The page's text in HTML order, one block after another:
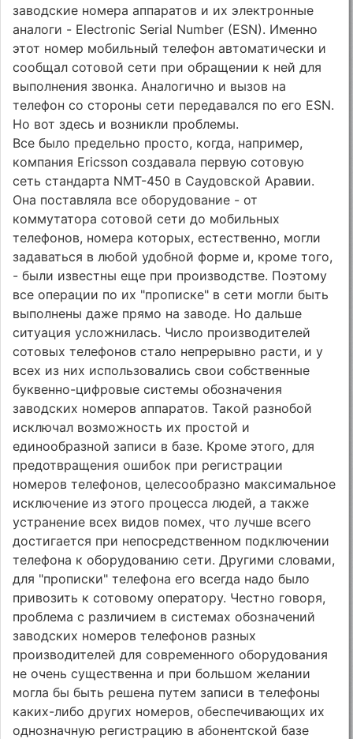
заводские номера аппаратов и их электронные
аналоги - Electronic Serial Number (ESN). Именно
этот номер мобильный телефон автоматически и
сообщал сотовой сети при обращении к ней для
выполнения звонка. Аналогично и вызов на
телефон со стороны сети передавался по его ESN.
Но вот здесь и возникли проблемы.
Все было предельно просто, когда, например,
компания Ericsson создавала первую сотовую
сеть стандарта NMT-450 в Саудовской Аравии.
Она поставляла все оборудование - от
коммутатора сотовой сети до мобильных
телефонов, номера которых, естественно, могли
задаваться в любой удобной форме и, кроме того,
- были известны еще при производстве. Поэтому
все операции по их "прописке" в сети могли быть
выполнены даже прямо на заводе. Но дальше
ситуация усложнилась. Число производителей
сотовых телефонов стало непрерывно расти, и у
всех из них использовались свои собственные
буквенно-цифровые системы обозначения
заводских номеров аппаратов. Такой разнобой
исключал возможность их простой и
единообразной записи в базе. Кроме этого, для
предотвращения ошибок при регистрации
номеров телефонов, целесообразно максимальное
исключение из этого процесса людей, а также
устранение всех видов помех, что лучше всего
достигается при непосредственном подключении
телефона к оборудованию сети. Другими словами,
для "прописки" телефона его всегда надо было
привозить к сотовому оператору. Честно говоря,
проблема с различием в системах обозначений
заводских номеров телефонов разных
производителей для современного оборудования
не очень существенна и при большом желании
могла бы быть решена путем записи в телефоны
каких-либо других номеров, обеспечивающих их
однозначную регистрацию в абонентской базе